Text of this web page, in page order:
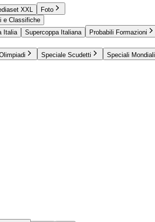
XXL
Foto
e Classifiche
Italia Supercoppa Italiana Probabili Formazioni
Speciale Scudetti Speciali Mondiali